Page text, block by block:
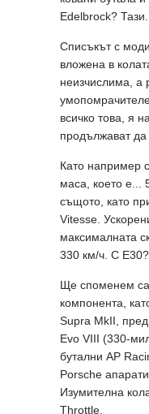
Edelbrock? Тази.
Списъкът с
вложена в
неизчислима, а
всичко това, я
продължават да
Като например
маса, което е...
същото, като
Vitesse.
максималната
330 км/ч. С
Ще споменем
компонента,
Supra MkII,
Evo VIII (330-
бутални AP
Porsche
Изумителна
Throttle.